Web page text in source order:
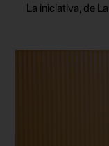
La iniciativa, de